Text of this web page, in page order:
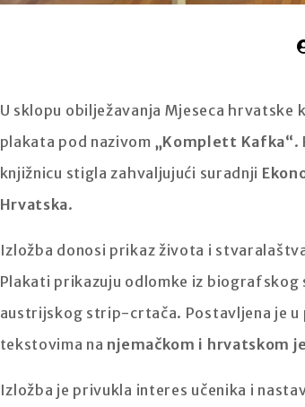
U sklopu obilježavanja Mjeseca
plakata pod nazivom „Komplett Kafka“.
knjižnicu stigla zahvaljujući suradnji
Hrvatska.
Izložba donosi prikaz života i
Plakati prikazuju odlomke iz
austrijskog strip-crtača. Postavljena je u
tekstovima na njemačkom i hrvatskom
Izložba je privukla interes učenika i